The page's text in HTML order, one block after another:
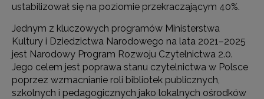
ustabilizował się na poziomie przekraczającym 40%.
Jednym z kluczowych programów Ministerstwa
Kultury i Dziedzictwa Narodowego na lata 2021–2025
jest Narodowy Program Rozwoju Czytelnictwa 2.0.
Jego celem jest poprawa stanu czytelnictwa w Polsce
poprzez wzmacnianie roli bibliotek publicznych,
szkolnych i pedagogicznych jako lokalnych ośrodków